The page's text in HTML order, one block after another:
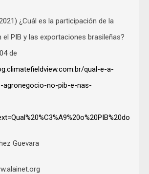
¿Cuál es la participación de la
el PIB y las exportaciones brasileñas?
de
qual-e-a-
agronegocio-no-pib-e-nas-
Guevara